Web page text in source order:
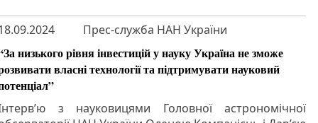
Прес-служба НАН України
низького рівня інвестицій у науку Україна не зможе
власні технології та підтримувати науковий
з науковицями Головної астрономічної